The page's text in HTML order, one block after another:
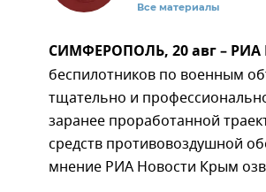
Все материалы
СИМФЕРОПОЛЬ, 20 авг – РИА
беспилотников по военным
тщательно и
заранее проработанной
средств противовоздушной
мнение РИА Новости Крым